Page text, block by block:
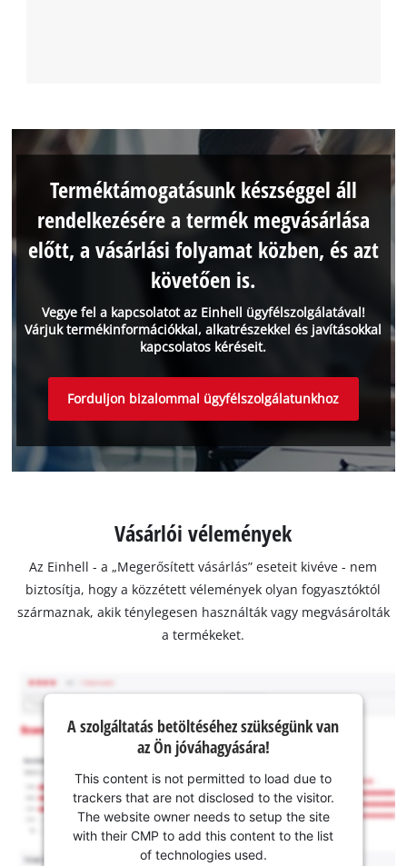
Vegye fel a kapcsolatot az Einhell ügyfélszolgálatával!
Várjuk termékinformációkkal, alkatrészekkel és javításokkal
kapcsolatos kéréseit.
Terméktámogatásunk készséggel áll
rendelkezésére a termék megvásárlása
előtt, a vásárlási folyamat közben, és azt
követően is.
Forduljon bizalommal ügyfélszolgálatunkhoz
Vásárlói vélemények
Az Einhell - a „Megerősített vásárlás” eseteit kivéve - nem
biztosítja, hogy a közzétett vélemények olyan fogyasztóktól
származnak, akik ténylegesen használták vagy megvásárolták
a termékeket.
A szolgáltatás betöltéséhez szükségünk van
az Ön jóváhagyására!
This content is not permitted to load due to
trackers that are not disclosed to the visitor.
The website owner needs to setup the site
with their CMP to add this content to the list
of technologies used.